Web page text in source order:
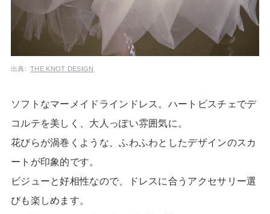
出典: THE KNOT DESIGN
ソフトなマーメイドラインドレス。ハートビスチェでデ
コルテを美しく、大人っぽい雰囲気に。
花びらが渦巻くような、ふわふわとしたデザインのスカ
ートが印象的です。
ビジューと好相性なので、ドレスに合うアクセサリー選
びも楽しめます。